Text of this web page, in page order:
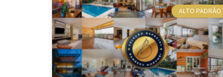
ALTO PADRÃO